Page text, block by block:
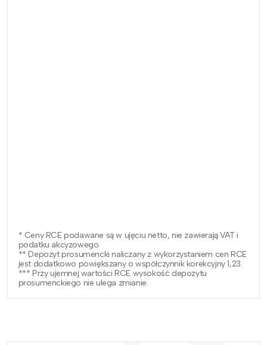
* Ceny RCE podawane są w ujęciu netto, nie zawierają VAT i
podatku akcyzowego.
** Depozyt prosumencki naliczany z wykorzystaniem cen RCE
jest dodatkowo powiększany o współczynnik korekcyjny 1,23.
*** Przy ujemnej wartości RCE wysokość depozytu
prosumenckiego nie ulega zmianie.